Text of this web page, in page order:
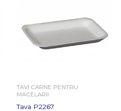
TAVI CARNE PENTRU
MACELARII
Tava P2267